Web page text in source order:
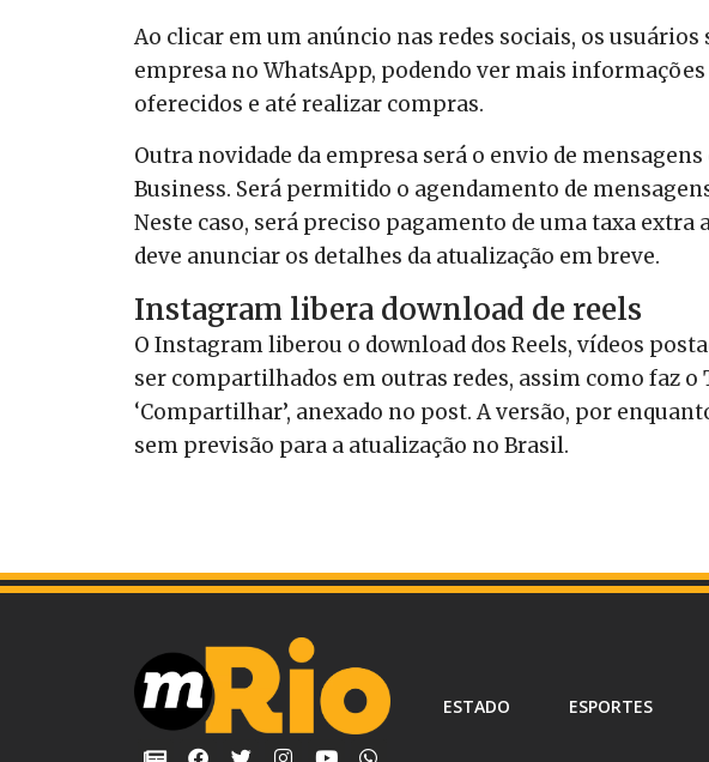
Ao clicar em um anúncio nas redes sociais, os
empresa no WhatsApp, podendo ver mais
oferecidos e até realizar compras.
Outra novidade da empresa será o envio de
Business. Será permitido o agendamento de
Neste caso, será preciso pagamento de uma taxa
deve anunciar os detalhes da atualização em breve.
Instagram libera download de reels
O Instagram liberou o download dos Reels, vídeos
ser compartilhados em outras redes, assim como faz o
‘Compartilhar’, anexado no post. A versão, por
sem previsão para a atualização no Brasil.
ESTADO ESPORTES